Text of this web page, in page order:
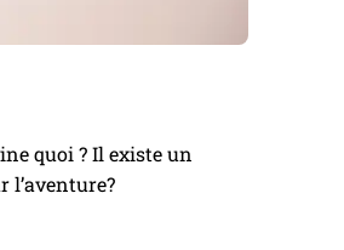
quoi ? Il existe un
l’aventure?